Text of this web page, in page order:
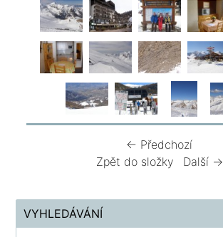
← Předchozí
Zpět do složky
Další →
VYHLEDÁVÁNÍ